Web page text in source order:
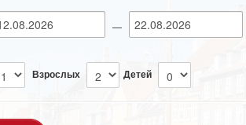
—
Взрослых Детей